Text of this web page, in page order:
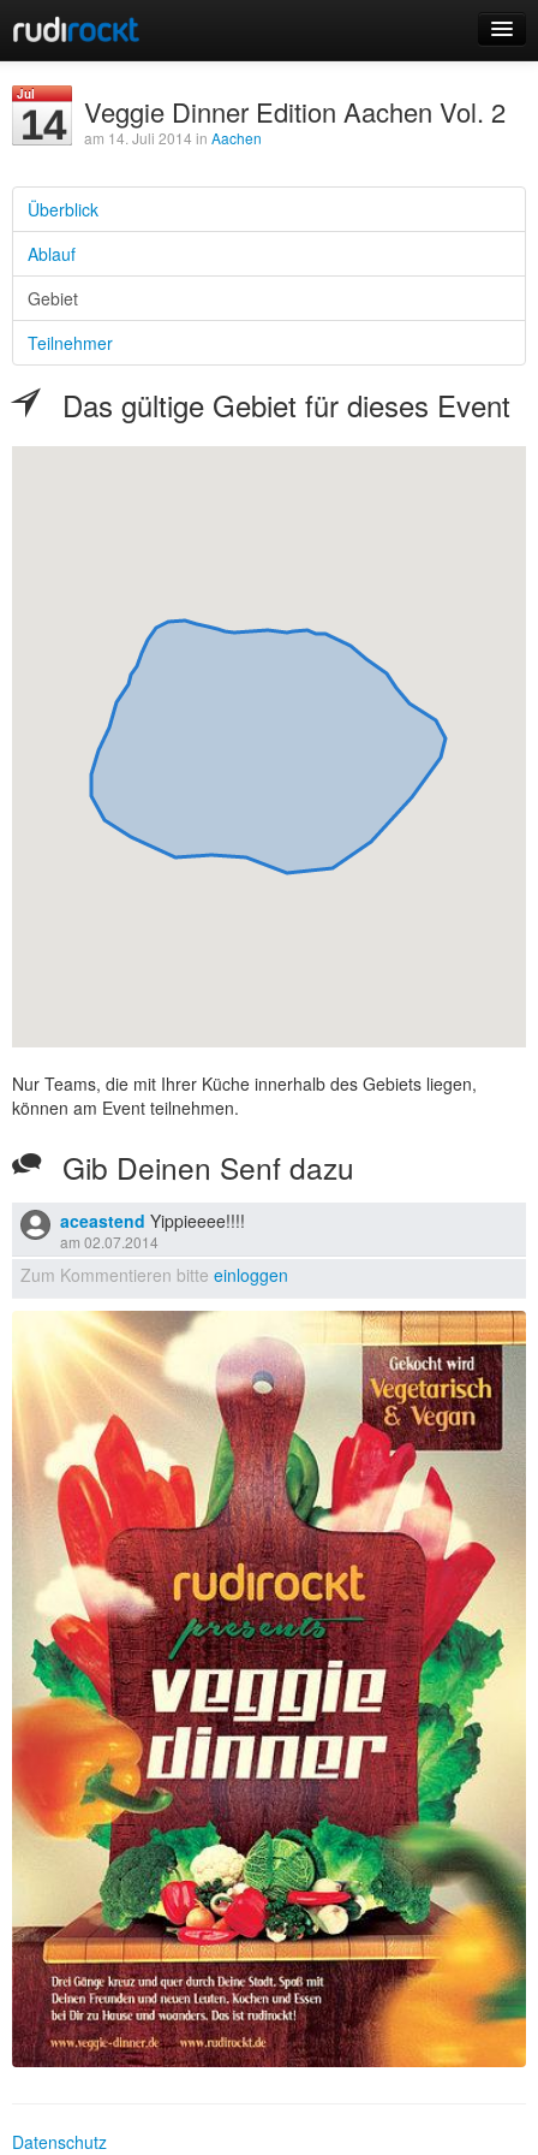
Events
Login
Registrieren
Jul
14 Veggie Dinner Edition Aachen Vol. 2
am 14. Juli 2014 in Aachen
Überblick
Ablauf
Gebiet
Teilnehmer
Das gültige Gebiet für dieses Event
Nur Teams, die mit Ihrer Küche innerhalb des Gebiets liegen,
können am Event teilnehmen.
Gib Deinen Senf dazu
aceastend Yippieeee!!!!
am 02.07.2014
Zum Kommentieren bitte einloggen
Datenschutz